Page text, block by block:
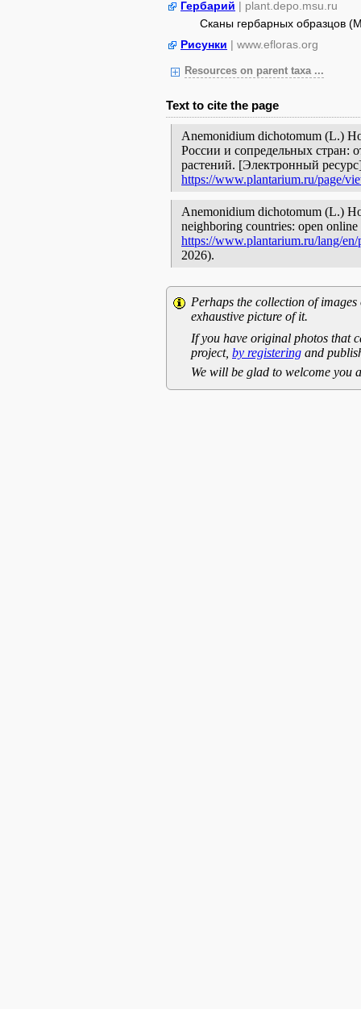
Гербарий | plant.depo.msu.ru
Сканы гербарных образцов
Рисунки | www.efloras.org
Resources on parent taxa ...
Text to cite the page
Anemonidium dichotomum (L.)
России и сопредельных стран:
растений. [Электронный
https://www.plantarium.ru/page/
Anemonidium dichotomum (L.)
neighboring countries: open
https://www.plantarium.ru/lang/
2026).
Perhaps the collection of
exhaustive picture of it.
If you have original photos that
project, by registering and
We will be glad to welcome